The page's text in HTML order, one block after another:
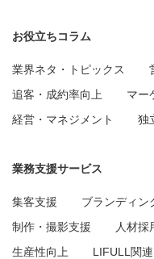
お役立ちコラム
業界ネタ・トピックス
追客・成約率向上
マー
経営・マネジメント
独
業務支援サービス
集客支援 ブランディン
制作・撮影支援
人材採
生産性向上
LIFULL関連